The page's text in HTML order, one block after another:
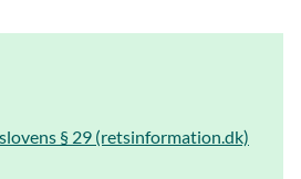
§ 29 (retsinformation.dk)